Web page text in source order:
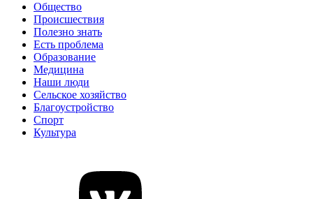
Общество
Происшествия
Полезно знать
Есть проблема
Образование
Медицина
Наши люди
Сельское хозяйство
Благоустройство
Спорт
Культура